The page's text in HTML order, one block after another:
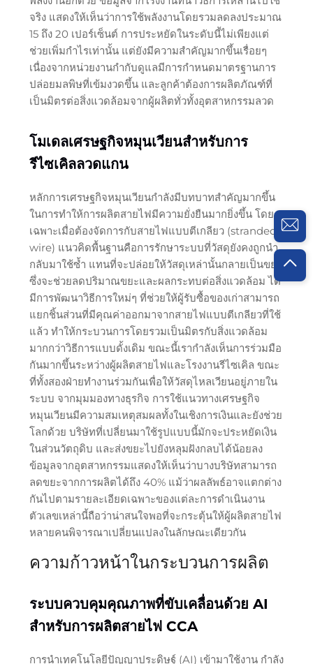
จริง แสดงให้เห็นว่าการใช้พลังงานโดยรวมลดลงประมาณ
15 ถึง 20 เปอร์เซ็นต์ การประหยัดในระดับนี้ไม่เพียงแต่
ช่วยเพิ่มกำไรเท่านั้น แต่ยังมีความสำคัญมากขึ้นเรื่อยๆ
เนื่องจากหน่วยงานกำกับดูแลมีการกำหนดมาตรฐานการ
ปล่อยมลพิษที่เข้มงวดขึ้น และลูกค้าต้องการผลิตภัณฑ์ที่
เป็นมิตรต่อสิ่งแวดล้อมจากผู้ผลิตทั่วทั้งอุตสาหกรรมลวด
โมเดลเศรษฐกิจหมุนเวียนสำหรับการ
รีไซเคิลลวดแกน
หลักการเศรษฐกิจหมุนเวียนกำลังมีบทบาทสำคัญมากขึ้น
ในการทำให้การผลิตสายไฟมีความยั่งยืนมากยิ่งขึ้น โดย
เฉพาะเมื่อต้องจัดการกับสายไฟแบบตีเกลียว (stranded
wire) แนวคิดพื้นฐานคือการรักษาระบบที่วัสดุยังคงถูกนำ
กลับมาใช้ซ้ำ แทนที่จะปล่อยให้วัสดุเหล่านั้นกลายเป็นขยะ
ซึ่งจะช่วยลดปริมาณขยะและผลกระทบต่อสิ่งแวดล้อม ได้
มีการพัฒนาวิธีการใหม่ๆ ที่ช่วยให้ผู้รับซื้อของเก่าสามารถ
แยกชิ้นส่วนที่มีคุณค่าออกมาจากสายไฟแบบตีเกลียวที่ใช้
แล้ว ทำให้กระบวนการโดยรวมเป็นมิตรกับสิ่งแวดล้อม
มากกว่าวิธีการแบบดั้งเดิม ขณะนี้เรากำลังเห็นการร่วมมือ
กันมากขึ้นระหว่างผู้ผลิตสายไฟและโรงงานรีไซเคิล ขณะ
ที่ทั้งสองฝ่ายทำงานร่วมกันเพื่อให้วัสดุไหลเวียนอยู่ภายใน
ระบบ จากมุมมองทางธุรกิจ การใช้แนวทางเศรษฐกิจ
หมุนเวียนมีความสมเหตุสมผลทั้งในเชิงการเงินและยังช่วย
โลกด้วย บริษัทที่เปลี่ยนมาใช้รูปแบบนี้มักจะประหยัดเงิน
ในส่วนวัตถุดิบ และส่งขยะไปยังหลุมฝังกลบได้น้อยลง
ข้อมูลจากอุตสาหกรรมแสดงให้เห็นว่าบางบริษัทสามารถ
ลดขยะจากการผลิตได้ถึง 40% แม้ว่าผลลัพธ์อาจแตกต่าง
กันไปตามรายละเอียดเฉพาะของแต่ละการดำเนินงาน
ตัวเลขเหล่านี้ถือว่าน่าสนใจพอที่จะกระตุ้นให้ผู้ผลิตสายไฟ
หลายคนพิจารณาเปลี่ยนแปลงในลักษณะเดียวกัน
ความก้าวหน้าในกระบวนการผลิต
ระบบควบคุมคุณภาพที่ขับเคลื่อนด้วย AI
สำหรับการผลิตสายไฟ CCA
การนำเทคโนโลยีปัญญาประดิษฐ์ (AI) เข้ามาใช้งาน กำลัง